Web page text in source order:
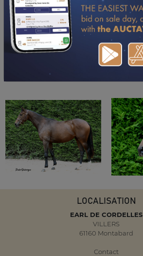
TÉLÉCHARGER LE PDF
LOCALISATION
EARL DE CORDELLES
VILLERS
61160 Montabard
Contact